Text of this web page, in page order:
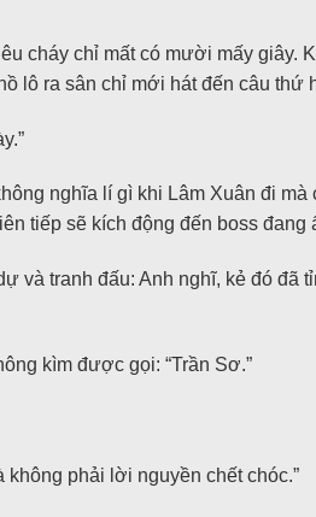
cháy chỉ mất có mười mấy giây.
lô ra sân chỉ mới hát đến câu thứ
nghĩa lí gì khi Lâm Xuân đi
tiếp sẽ kích động đến boss đang
tranh đấu: Anh nghĩ, kẻ đó đã
kìm được gọi: “Trần Sơ.”
không phải lời nguyền chết chóc.”